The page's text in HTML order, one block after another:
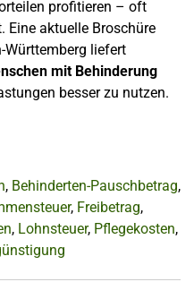
profitieren – oft
Eine aktuelle Broschüre
liefert
mit Behinderung
besser zu nutzen.
, Behinderten-Pauschbetrag,
, Freibetrag,
, Lohnsteuer, Pflegekosten,